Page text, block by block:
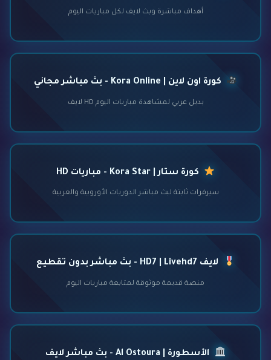
أهداف مباشرة وبث لايف لكل مباريات اليوم
كورة اون لاين | Kora Online - بث مباشر مجاني
بديل عربي لمشاهدة مباريات اليوم HD لايف
كورة ستار | Kora Star - مباريات HD
سيرفرات ثابتة لبث مباشر الدوريات الأوروبية والعربية
لايف HD7 | Livehd7 - بث مباشر بدون تقطيع
منصة قديمة موثوقة لمتابعة مباريات اليوم
الأسطورة | Al Ostoura - بث مباشر لايف